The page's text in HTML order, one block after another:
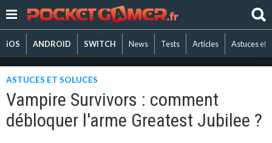
iOS ANDROID SWITCH News Tests Articles Astuces et
ASTUCES ET SOLUCES
Vampire Survivors : comment
débloquer l'arme Greatest Jubilee ?